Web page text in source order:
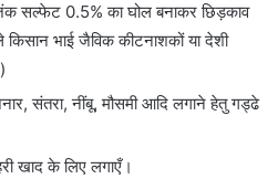
सल्फेट 0.5% का घोल बनाकर छिड़काव
भाई जैविक कीटनाशकों या देशी
संतरा, नींबू, मौसमी आदि लगाने हेतु गड्ढे
खाद के लिए लगाएँ।